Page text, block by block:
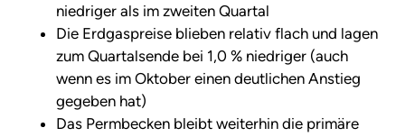
niedriger als im zweiten Quartal
Die Erdgaspreise blieben relativ flach und lagen
zum Quartalsende bei 1,0 % niedriger (auch
wenn es im Oktober einen deutlichen Anstieg
gegeben hat)
Das Permbecken bleibt weiterhin die primäre